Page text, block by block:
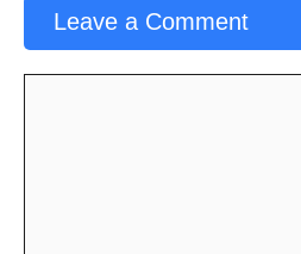
Leave a Comment